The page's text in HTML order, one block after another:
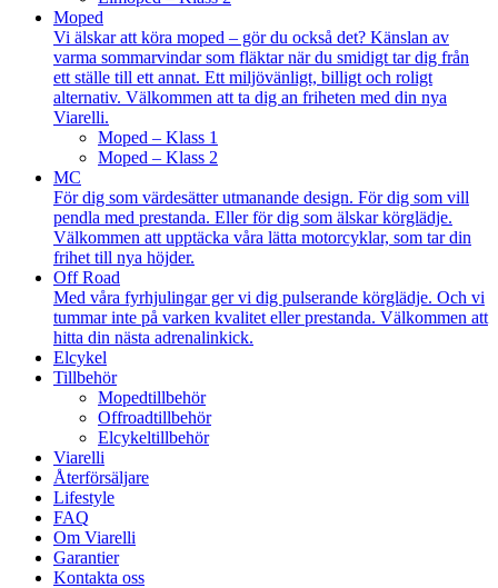
Moped
Vi älskar att köra moped – gör du också det? Känslan av
varma sommarvindar som fläktar när du smidigt tar dig från
ett ställe till ett annat. Ett miljövänligt, billigt och roligt
alternativ. Välkommen att ta dig an friheten med din nya
Viarelli.
Moped – Klass 1
Moped – Klass 2
MC
För dig som värdesätter utmanande design. För dig som vill
pendla med prestanda. Eller för dig som älskar körglädje.
Välkommen att upptäcka våra lätta motorcyklar, som tar din
frihet till nya höjder.
Off Road
Med våra fyrhjulingar ger vi dig pulserande körglädje. Och vi
tummar inte på varken kvalitet eller prestanda. Välkommen att
hitta din nästa adrenalinkick.
Elcykel
Tillbehör
Mopedtillbehör
Offroadtillbehör
Elcykeltillbehör
Viarelli
Återförsäljare
Lifestyle
FAQ
Om Viarelli
Garantier
Kontakta oss